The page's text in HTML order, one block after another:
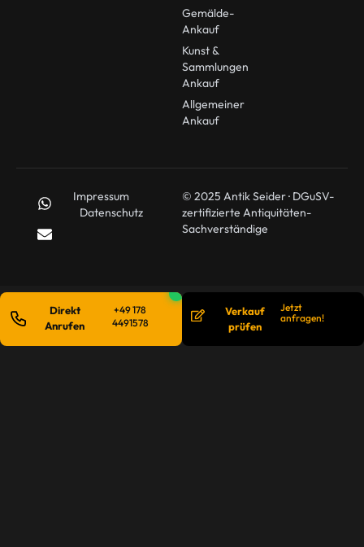
Gemälde-
Ankauf
Kunst &
Sammlungen
Ankauf
Allgemeiner
Ankauf
Impressum
Datenschutz
© 2025 Antik Seider · DGuSV-
zertifizierte Antiquitäten-
Sachverständige
Direkt
Anrufen
+49 178
4491578
Verkauf
prüfen
Jetzt
anfragen!